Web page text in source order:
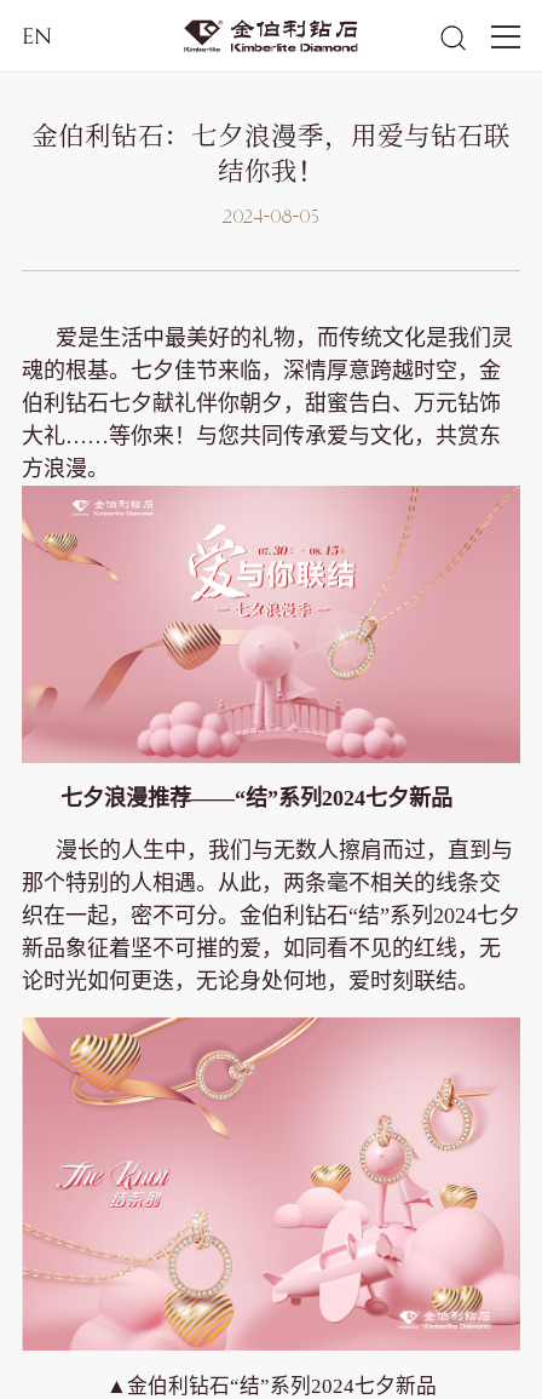
EN
金伯利钻石：七夕浪漫季，用爱与钻石联
结你我！
2024-08-05
爱是生活中最美好的礼物，而传统文化是我们灵
魂的根基。七夕佳节来临，深情厚意跨越时空，金
伯利钻石七夕献礼伴你朝夕，甜蜜告白、万元钻饰
大礼……等你来！与您共同传承爱与文化，共赏东
方浪漫。
七夕浪漫推荐——“结”系列2024七夕新品
漫长的人生中，我们与无数人擦肩而过，直到与
那个特别的人相遇。从此，两条毫不相关的线条交
织在一起，密不可分。金伯利钻石“结”系列2024七夕
新品象征着坚不可摧的爱，如同看不见的红线，无
论时光如何更迭，无论身处何地，爱时刻联结。
▲ 金伯利钻石“结”系列2024七夕新品